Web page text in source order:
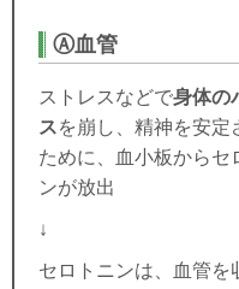
Ⓐ血管
ストレスなどで身体の
スを崩し、精神を安定
ために、血小板からセ
ンが放出
↓
セロトニンは、血管を